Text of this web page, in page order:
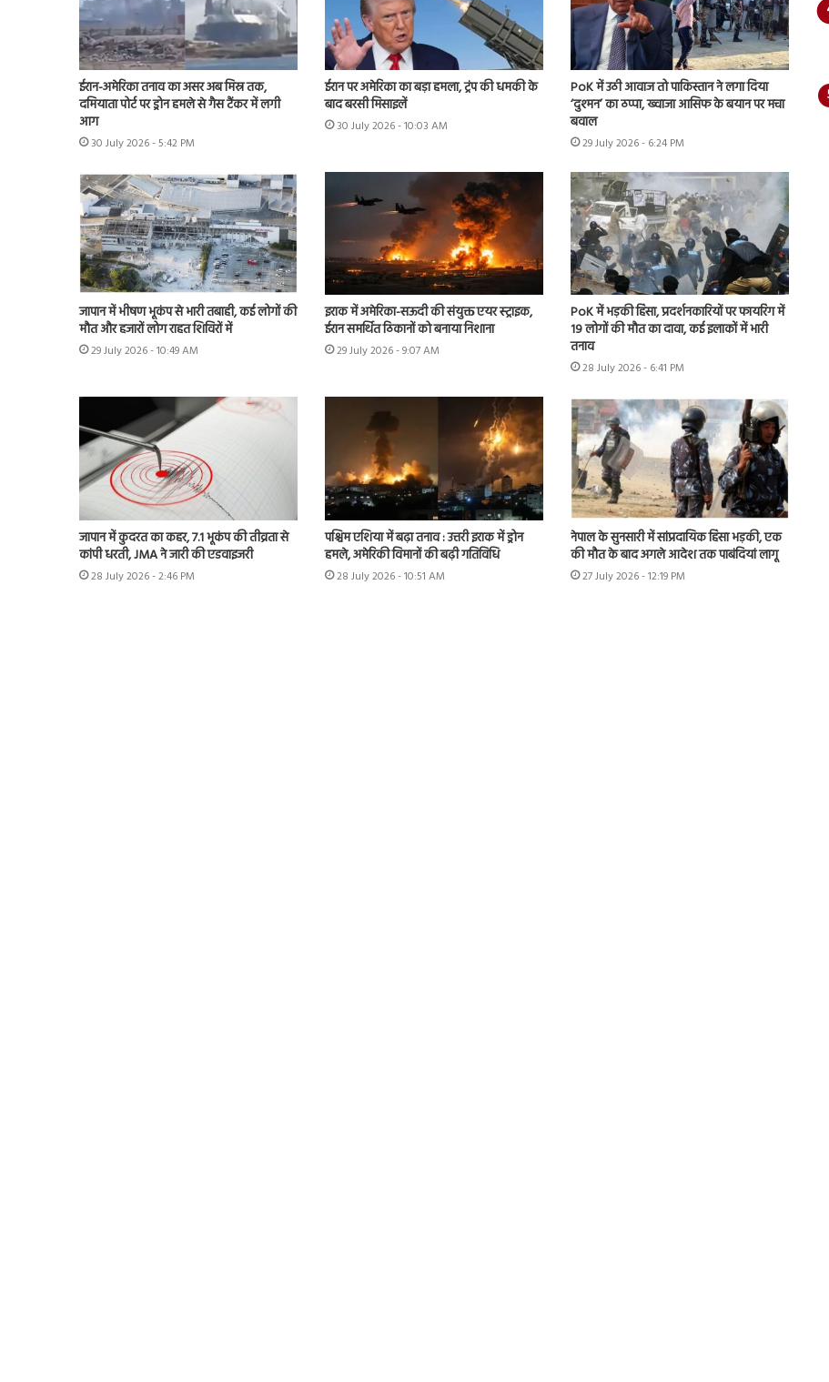
ईरान-अमेरिका तनाव का असर अब मिस्र तक,
दमियाता पोर्ट पर ड्रोन हमले से गैस टैंकर में लगी
आग
30 July 2026 - 5:42 PM
ईरान पर अमेरिका का बड़ा हमला, ट्रंप की धमकी के
बाद बरसी मिसाइलें
30 July 2026 - 10:03 AM
PoK में उठी आवाज तो पाकिस्तान ने लगा दिया
‘दुश्मन’ का ठप्पा, ख्वाजा आसिफ के बयान पर मचा
बवाल
29 July 2026 - 6:24 PM
जापान में भीषण भूकंप से भारी तबाही, कई लोगों की
मौत और हजारों लोग राहत शिविरों में
29 July 2026 - 10:49 AM
इराक में अमेरिका-सऊदी की संयुक्त एयर स्ट्राइक,
ईरान समर्थित ठिकानों को बनाया निशाना
29 July 2026 - 9:07 AM
PoK में भड़की हिंसा, प्रदर्शनकारियों पर फायरिंग में
19 लोगों की मौत का दावा, कई इलाकों में भारी
तनाव
28 July 2026 - 6:41 PM
जापान में कुदरत का कहर, 7.1 भूकंप की तीव्रता से
कांपी धरती, JMA ने जारी की एडवाइजरी
28 July 2026 - 2:46 PM
पश्चिम एशिया में बढ़ा तनाव : उत्तरी इराक में ड्रोन
हमले, अमेरिकी विमानों की बढ़ी गतिविधि
28 July 2026 - 10:51 AM
नेपाल के सुनसारी में सांप्रदायिक हिंसा भड़की, एक
की मौत के बाद अगले आदेश तक पाबंदियां लागू
27 July 2026 - 12:19 PM